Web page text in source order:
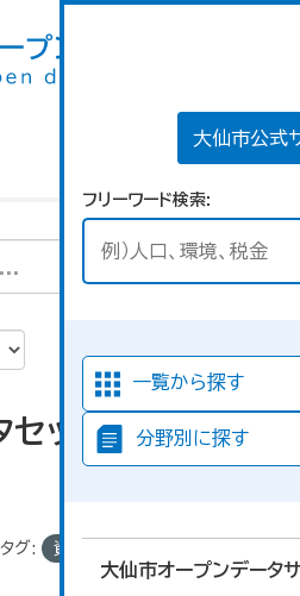
大仙市公式
フリーワード検索
一覧から探す
分野別に探す
大仙市オープンデータ
ットが見つか
タグ: 資料館